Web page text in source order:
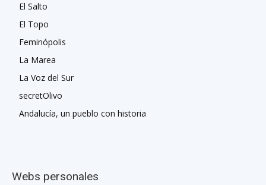
El Salto
El Topo
Feminópolis
La Marea
La Voz del Sur
secretOlivo
Andalucía, un pueblo con historia
Webs personales